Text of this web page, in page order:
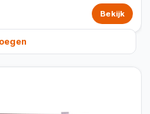
Bekijk